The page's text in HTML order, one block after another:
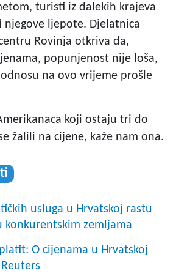
turisti iz dalekih krajeva
ljepote. Djelatnica
Rovinja otkriva da,
popunjenost nije loša,
na ovo vrijeme prošle
koji ostaju tri do
žalili na cijene, kaže nam ona.
usluga u Hrvatskoj rastu
konkurentskim zemljama
O cijenama u Hrvatskoj